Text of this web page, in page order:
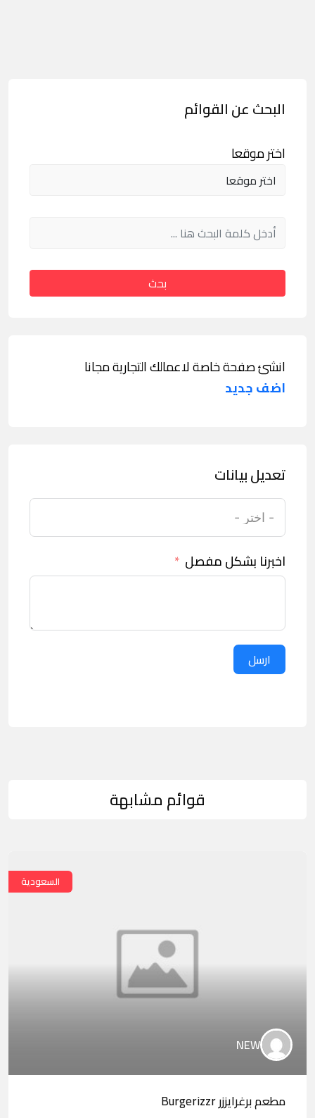
البحث عن القوائم
اختر موقعا
بحث
انشئ صفحة خاصة لاعمالك التجارية مجانا
اضف جديد
تعديل بيانات
اخبرنا بشكل مفصل
ارسل
قوائم مشابهة
السعودية
NEW
مطعم برغرايززر Burgerizzr